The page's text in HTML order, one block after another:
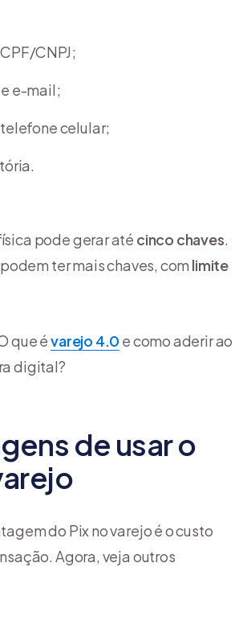
CNPJ;
e-mail;
celular;
pode gerar até cinco chaves.
ter mais chaves, com limite
que évarejo 4.0 e como aderir ao
digital?
de usar o
do Pix no varejo é o custo
Agora, veja outros